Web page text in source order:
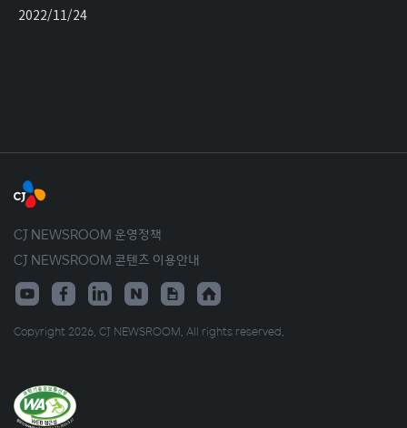
2022/11/24
CJ NEWSROOM 운영정책
CJ NEWSROOM 콘텐츠 이용안내
Copyright 2026. CJ NEWSROOM. All rights reserved.